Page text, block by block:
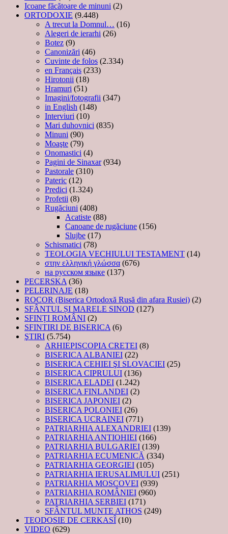
Icoane făcătoare de minuni (2)
ORTODOXIE (9.448)
A trecut la Domnul… (16)
Alegeri de ierarhi (26)
Botez (9)
Canonizări (46)
Cuvinte de folos (2.334)
en Français (233)
Hirotonii (18)
Hramuri (51)
Imagini/fotografii (347)
in English (148)
Interviuri (10)
Mari duhovnici (835)
Minuni (90)
Moaşte (79)
Onomastici (4)
Pagini de Sinaxar(934)
Pastorale (310)
Pateric (12)
Predici (1.324)
Profetii (8)
Rugăciuni (408)
Acatiste (88)
Canoane de rugăciune (156)
Slujbe (17)
Schismatici (78)
TEOLOGIA VECHIULUI TESTAMENT (14)
στην ελληνική γλώσσα (676)
на русском языке (137)
PECERSKA (36)
PELERINAJE (18)
ROCOR (Biserica Ortodoxă Rusă din afara Rusiei) (2)
SFÂNTUL ȘI MARELE SINOD (127)
SFINȚI ROMÂNI (2)
SFINTIRI DE BISERICA (6)
ŞTIRI (5.754)
ARHIEPISCOPIA CRETEI (8)
BISERICA ALBANIEI (22)
BISERICA CEHIEI ŞI SLOVACIEI (25)
BISERICA CIPRULUI (136)
BISERICA ELADEI (1.242)
BISERICA FINLANDEI (2)
BISERICA JAPONIEI (2)
BISERICA POLONIEI (26)
BISERICA UCRAINEI (771)
PATRIARHIA ALEXANDRIEI (139)
PATRIARHIA ANTIOHIEI (166)
PATRIARHIA BULGARIEI (139)
PATRIARHIA ECUMENICĂ (334)
PATRIARHIA GEORGIEI (105)
PATRIARHIA IERUSALIMULUI (251)
PATRIARHIA MOSCOVEI (939)
PATRIARHIA ROMÂNIEI (960)
PATRIARHIA SERBIEI (171)
SFÂNTUL MUNTE ATHOS (249)
TEODOSIE DE CERKASÎ (10)
VIDEO (629)